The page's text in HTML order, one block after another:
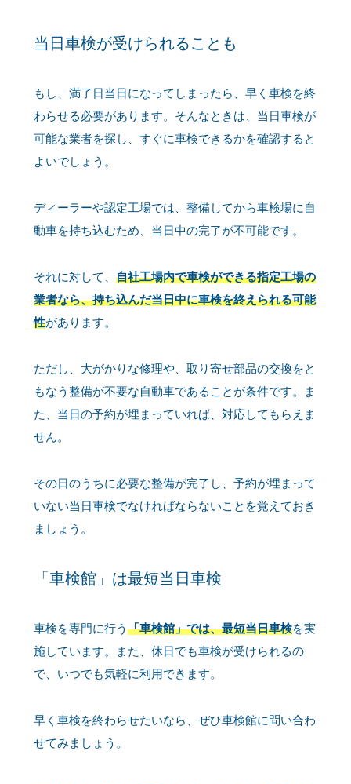
当日車検が受けられることも
もし、満了日当日になってしまったら、早く車検を終
わらせる必要があります。そんなときは、当日車検が
可能な業者を探し、すぐに車検できるかを確認すると
よいでしょう。
ディーラーや認定工場では、整備してから車検場に自
動車を持ち込むため、当日中の完了が不可能です。
それに対して、 自社工場内で車検ができる指定工場の
業者なら、持ち込んだ当日中に車検を終えられる可能
性があります。
ただし、大がかりな修理や、取り寄せ部品の交換をと
もなう整備が不要な自動車であることが条件です。ま
た、当日の予約が埋まっていれば、対応してもらえま
せん。
その日のうちに必要な整備が完了し、予約が埋まって
いない当日車検でなければならないことを覚えておき
ましょう。
「車検館」は最短当日車検
車検を専門に行う 「車検館」では、最短当日車検を実
施しています。また、休日でも車検が受けられるの
で、いつでも気軽に利用できます。
早く車検を終わらせたいなら、ぜひ車検館に問い合わ
せてみましょう。